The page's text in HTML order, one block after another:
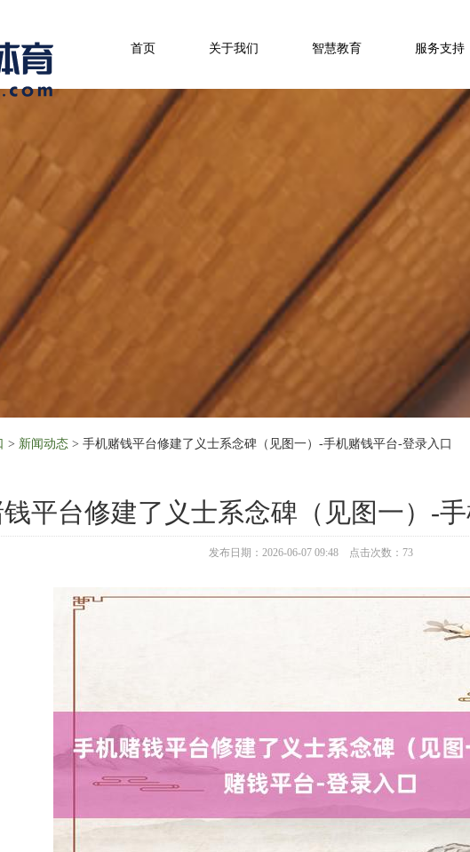
首页 关于我们 智慧教育 服务支持
> 新闻动态 > 手机赌钱平台修建了义士系念碑（见图一）-手机赌钱平台-登录入口
平台修建了义士系念碑（见图一）-
发布日期：2026-06-07 09:48 点击次数：73